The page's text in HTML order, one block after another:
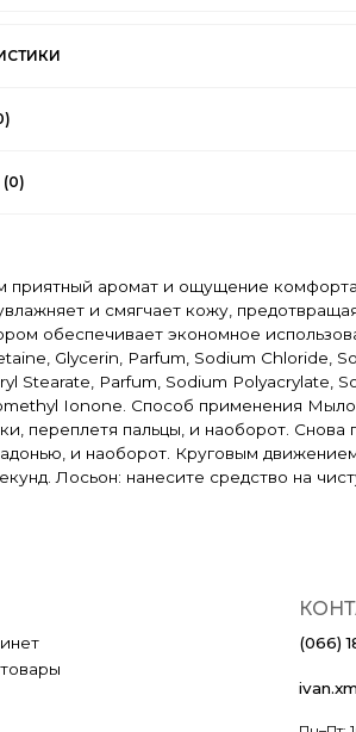
приятный аромат и ощущение
и смягчает кожу,
обеспечивает экономное
Glycerin, Parfum, Sodium Chloride,
Stearate, Parfum, Sodium Polyacrylate,
Ionone. Способ применения
переплетя пальцы, и наоборот. Снова
и наоборот. Круговым
Лосьон: нанесите средство на
(066)